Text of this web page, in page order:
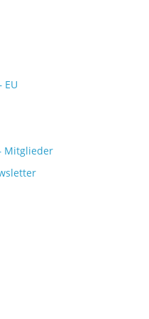
EU
Mitglieder